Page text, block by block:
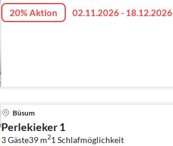
20% Aktion 02.11.2026 - 18.12.2026
Büsum
Perlekieker 1
3 Gäste39 m21 Schlafmöglichkeit